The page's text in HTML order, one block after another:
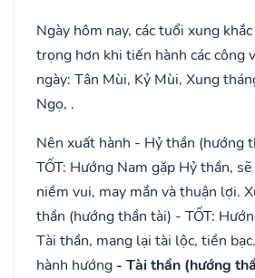
Ngày hôm nay, các tuổi xung
trọng hơn khi tiến hành các công
ngày: Tân Mùi, Kỷ Mùi, Xung
Ngọ, .
Nên xuất hành - Hỷ thần (hướng
TỐT: Hướng Nam gặp Hỷ thần,
niềm vui, may mắn và thuận lợi.
thần (hướng thần tài) - TỐT:
Tài thần, mang lại tài lộc, tiền
hành hướng - Tài thần (hướng